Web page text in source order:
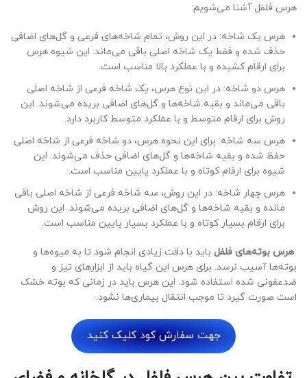
هرس فلفل آشنا می‌شویم:
هرس یک شاخه: در این روش، تمام شاخه‌های فرعی و گل‌های اضافی
حذف شده و فقط یک شاخه اصلی باقی می‌ماند. این شیوه هرس
برای ارقام کشیده و با عملکرد بالا مناسب است.
هرس دو شاخه: در این نوع هرس، یک شاخه فرعی از شاخه اصلی
باقی می‌ماند و بقیه شاخه‌ها و گل‌های اضافی بریده می‌شوند. این
روش برای ارقام متوسط و با عملکرد متوسط کاربرد دارد.
هرس سه شاخه: برای این نحوه هرس، دو شاخه فرعی از شاخه اصلی
حفظ شده و بقیه شاخه‌ها و گل‌های اضافی حذف می‌شوند. این
شیوه برای ارقام کوتاه و با عملکرد پایین مناسب است.
هرس چهار شاخه: در این روش، سه شاخه فرعی از شاخه اصلی باقی
مانده و بقیه شاخه‌ها و گل‌های اضافی بریده می‌شوند. این روش
برای ارقام بسیار کوتاه و با عملکرد بسیار پایین مناسب است.
هرس بوته‌های فلفل باید با دقت زیادی انجام شود تا به میوه‌ها و
بوته‌ها آسیب نرسد. برای هرس این گیاه باید از ابزارهای تیز و
ضدعفونی شده استفاده شود. این هرس باید در زمانی که بوته خشک
است صورت گیرد تا موجب انتقال بیماری‌ها نشود.
جهت سفارش کود کلیک کنید